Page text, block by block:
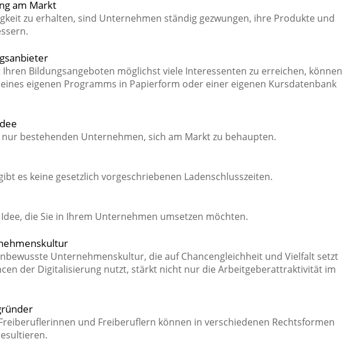
am Markt
zu erhalten, sind Unternehmen ständig gezwungen, ihre Produkte und
Bildungsangeboten möglichst viele Interessenten zu erreichen, können
eigenen Programms in Papierform oder einer eigenen Kursdatenbank
bestehenden Unternehmen, sich am Markt zu behaupten.
es keine gesetzlich vorgeschriebenen Ladenschlusszeiten.
die Sie in Ihrem Unternehmen umsetzen möchten.
Unternehmenskultur, die auf Chancengleichheit und Vielfalt setzt
der Digitalisierung nutzt, stärkt nicht nur die Arbeitgeberattraktivität im
und Freiberuflern können in verschiedenen Rechtsformen